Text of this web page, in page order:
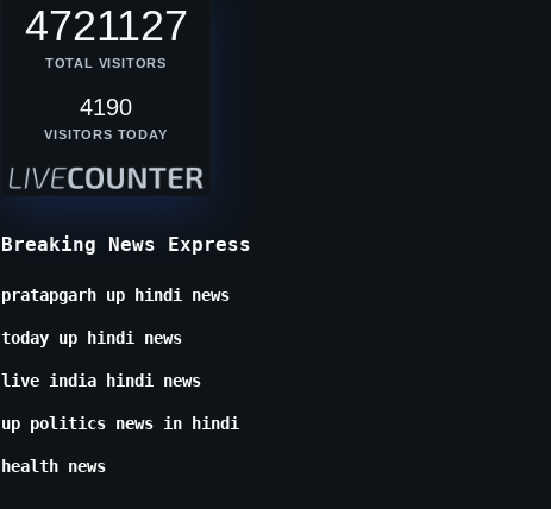
4721127
TOTAL VISITORS
4190
VISITORS TODAY
Breaking News Express
pratapgarh up hindi news
today up hindi news
live india hindi news
up politics news in hindi
health news